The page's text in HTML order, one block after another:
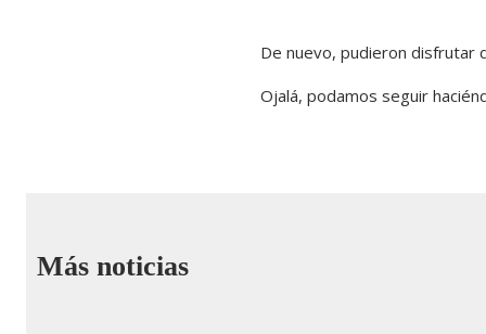
De nuevo, pudieron disfrutar
Ojalá, podamos seguir
Más noticias